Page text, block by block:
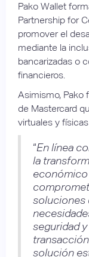
Pako Wallet
Partnership for
promover el
mediante la
bancarizadas o
financieros.
Asimismo, Pako
de Mastercard
virtuales y
“En línea
la
económico
soluciones
seguridad
solución